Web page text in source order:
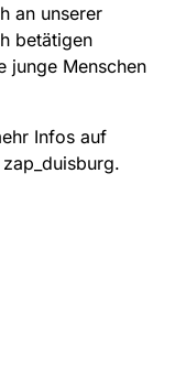
an unserer
betätigen
junge Menschen
Infos auf